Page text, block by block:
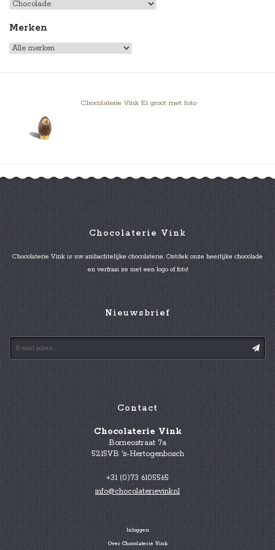
Merken
Chocolaterie Vink Ei groot met foto
Chocolaterie Vink
Chocolaterie Vink is uw ambachtelijke chocolaterie. Ontdek onze heerlijke chocolade
en verfraai ze met een logo of foto!
Nieuwsbrief
Contact
Chocolaterie Vink
Borneostraat 7a
5215VB 's-Hertogenbosch
+31 (0)73 6105565
info@chocolaterievink.nl
Inloggen
Over Chocolaterie Vink